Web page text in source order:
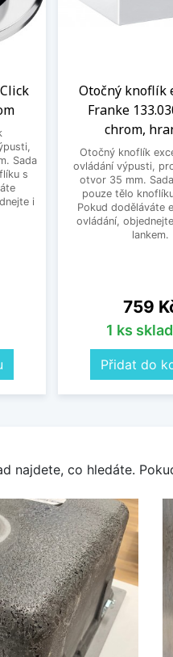
Sada
s
i
Otočný knoflík
Franke
chrom,
Otočný knoflík
ovládání výpusti,
otvor 35 mm.
pouze tělo
Pokud doděláváte
ovládání,
lankem.
Cena
759
1 ks
Přidat do
najdete, co hledáte.